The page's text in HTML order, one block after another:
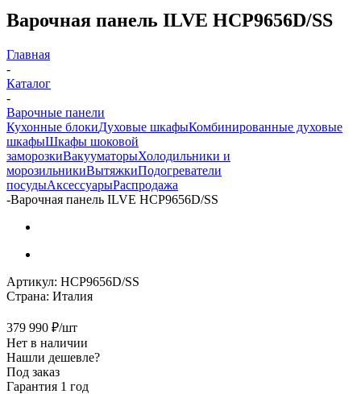
Варочная панель ILVE HCP9656D/SS
Главная
-
Каталог
-
Варочные панели
Кухонные блокиДуховые шкафыКомбинированные духовые
шкафыШкафы шоковой
заморозкиВакууматорыХолодильники и
морозильникиВытяжкиПодогреватели
посудыАксессуарыРаспродажа
-Варочная панель ILVE HCP9656D/SS
Артикул: HCP9656D/SS
Страна: Италия
379 990 ₽/шт
Нет в наличии
Нашли дешевле?
Под заказ
Гарантия 1 год